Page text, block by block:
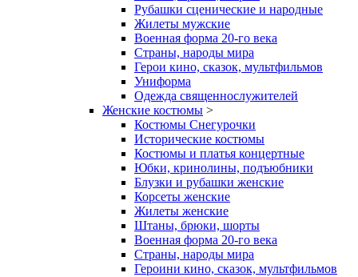
Рубашки сценические и народные
Жилеты мужские
Военная форма 20-го века
Страны, народы мира
Герои кино, сказок, мультфильмов
Униформа
Одежда священнослужителей
Женские костюмы >
Костюмы Снегурочки
Исторические костюмы
Костюмы и платья концертные
Юбки, кринолины, подъюбники
Блузки и рубашки женские
Корсеты женские
Жилеты женские
Штаны, брюки, шорты
Военная форма 20-го века
Страны, народы мира
Героини кино, сказок, мультфильмов